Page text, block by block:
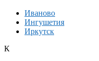
Иваново
Ингушетия
Иркутск
К